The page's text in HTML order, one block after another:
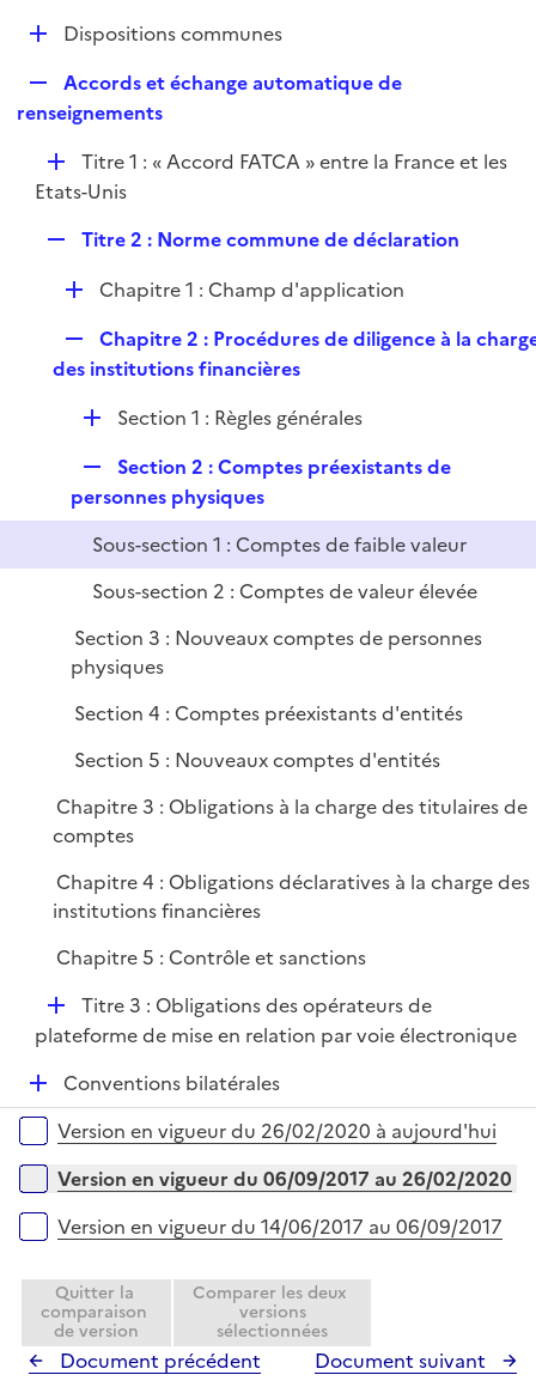
p
e
D
p
l
i
e
r
Dispositions communes
e
l
i
Accords et échange automatique de
renseignements
D
é
i
e
r
Titre 1 : « Accord FATCA » entre la France et les
Etats-Unis
p
e
Titre 2 : Norme commune de déclaration
D
p
l
i
e
r
Chapitre 1 : Champ d'application
e
l
r
Chapitre 2 : Procédures de diligence à la
des institutions financières
D
l
e
r
Section 1 : Règles générales
e
p
l
r
Section 2 : Comptes préexistants de
personnes physiques
Sous-section 1 : Comptes de faible valeur
Sous-section 2 : Comptes de valeur élevée
Section 3 : Nouveaux comptes de personnes
physiques
Section 4 : Comptes préexistants d'entités
Section 5 : Nouveaux comptes d'entités
Chapitre 3 : Obligations à la charge des titulaires de
comptes
Chapitre 4 : Obligations déclaratives à la charge des
institutions financières
Chapitre 5 : Contrôle et sanctions
D
é
l
i
e
r
Titre 3 : Obligations des opérateurs de
plateforme de mise en relation par voie électronique
D
é
p
e
Conventions bilatérales
Versions sur la période
Version en vigueur du 26/02/2020 à aujourd'hui
Version en vigueur du 06/09/2017 au 26/02/2020
Version en vigueur du 14/06/2017 au 06/09/2017
Quitter la
comparaison
de version
Comparer les deux
versions
sélectionnées
Document précédent Document suivant